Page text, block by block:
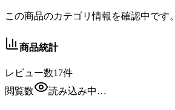
この商品のカテゴリ情報を確認中です。
商品統計
レビュー数17件
閲覧数
読み込み中…